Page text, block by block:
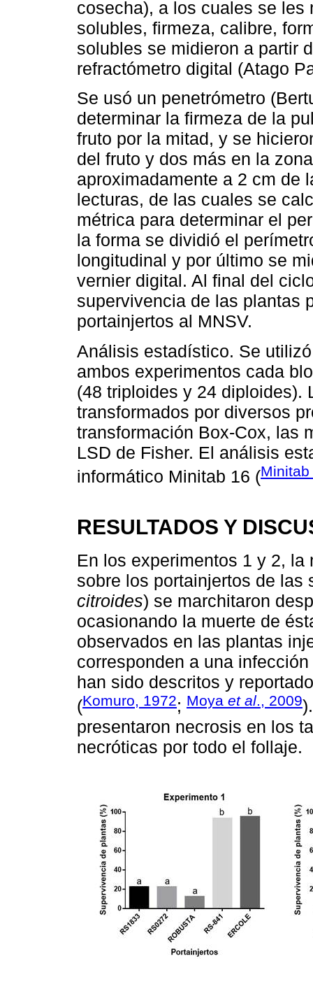
cosecha), a los cuales se
solubles, firmeza, calibre,
solubles se midieron a partir
refractómetro digital (Atago
Se usó un penetrómetro
determinar la firmeza de la
fruto por la mitad, y se
del fruto y dos más en la
aproximadamente a 2 cm de
lecturas, de las cuales se
métrica para determinar el
la forma se dividió el
longitudinal y por último se
vernier digital. Al final del
supervivencia de las plantas
portainjertos al MNSV.
Análisis estadístico. Se
ambos experimentos cada
(48 triploides y 24 diploides).
transformados por diversos
transformación Box-Cox, las
LSD de Fisher. El análisis
informático Minitab 16 (
RESULTADOS Y
En los experimentos 1 y 2,
sobre los portainjertos de las
citroides) se marchitaron
ocasionando la muerte de
observados en las plantas
corresponden a una
han sido descritos y
(Komuro, 1972; Moya et al., 2009
presentaron necrosis en los
necróticas por todo el follaje.